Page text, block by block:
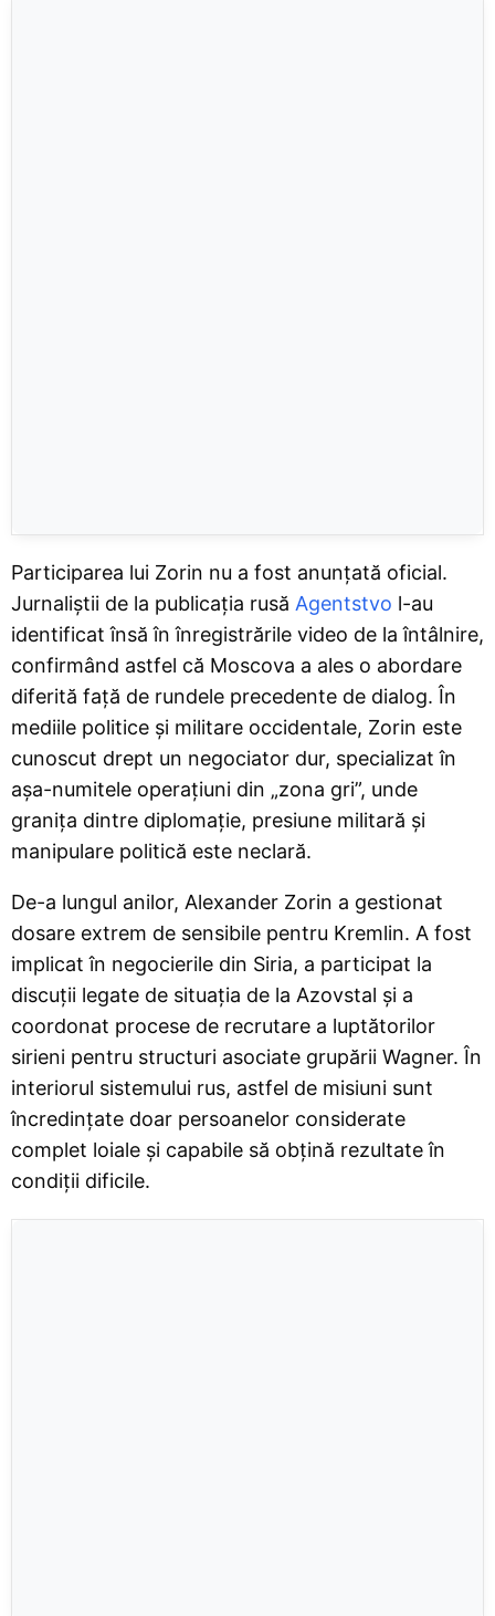
Participarea lui Zorin nu a fost anunțată oficial.
Jurnaliștii de la publicația rusă Agentstvo l-au
identificat însă în înregistrările video de la întâlnire,
confirmând astfel că Moscova a ales o abordare
diferită față de rundele precedente de dialog. În
mediile politice și militare occidentale, Zorin este
cunoscut drept un negociator dur, specializat în
așa-numitele operațiuni din „zona gri”, unde
granița dintre diplomație, presiune militară și
manipulare politică este neclară.
De-a lungul anilor, Alexander Zorin a gestionat
dosare extrem de sensibile pentru Kremlin. A fost
implicat în negocierile din Siria, a participat la
discuții legate de situația de la Azovstal și a
coordonat procese de recrutare a luptătorilor
sirieni pentru structuri asociate grupării Wagner. În
interiorul sistemului rus, astfel de misiuni sunt
încredințate doar persoanelor considerate
complet loiale și capabile să obțină rezultate în
condiții dificile.